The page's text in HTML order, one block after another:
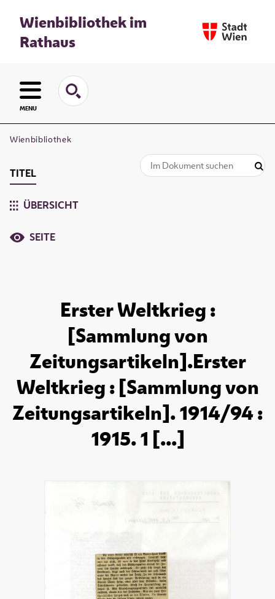
Wienbibliothek im
Rathaus
MENU
Wienbibliothek
TITEL
ÜBERSICHT
SEITE
Erster Weltkrieg :
[Sammlung von
Zeitungsartikeln].Erster
Weltkrieg : [Sammlung von
Zeitungsartikeln]. 1914/94 :
1915. 1 [...]